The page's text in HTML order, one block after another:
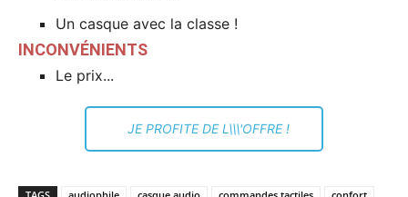
Un casque avec la classe !
INCONVÉNIENTS
Le prix...
JE PROFITE DE L\\\'OFFRE !